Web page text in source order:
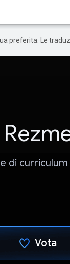
preferita. Le
di
Vota